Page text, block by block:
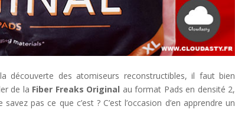
découverte des atomiseurs reconstructibles, il faut bien
de la Fiber Freaks Original au format Pads en densité 2,
pas ce que c’est ? C’est l’occasion d’en apprendre un